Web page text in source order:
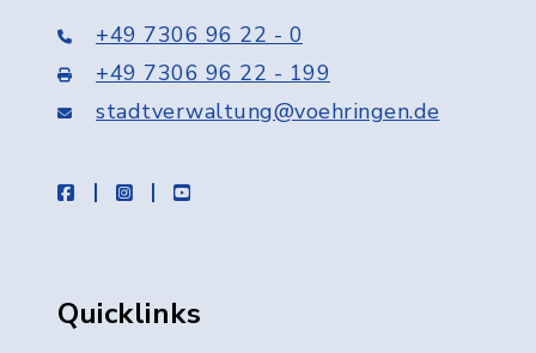
+49 7306 96 22 - 0
+49 7306 96 22 - 199
stadtverwaltung@voehringen.de
facebookinstagramyoutube
Quicklinks